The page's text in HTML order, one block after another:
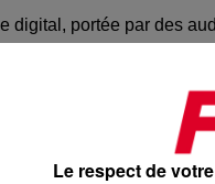
portée par des
internationale de
2025, la marque
notamment Fun
digital français,
Le respect de